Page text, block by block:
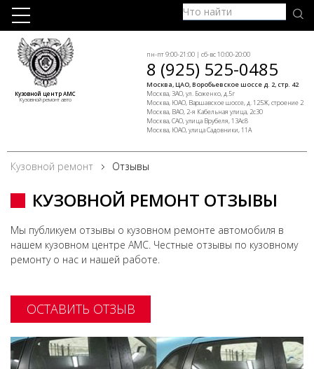
Кузовной центр АМС
Кузовной ремонт авто
пн-пт 9:00-21:00 | сб-вс 10:00-20:00
8 (925) 525-0485
Москва, ЦАО, Воробьевское шоссе д. 2, стр. 42
Москва, ЗАО, ул. Боженко, д.5г
Москва, ЮАО, Варшавское шоссе, д. 125Ж, строение 2
Москва, ВАО, 2-я Кабельная улица, 2с30
Москва, САО, улица Врубеля, 13Ас8
Москва, ЮАО, улица Садовники, 11А
Кузовной ремонт Отзывы
КУЗОВНОЙ РЕМОНТ ОТЗЫВЫ
Мы публикуем отзывы о кузовном ремонте автомобиля в
нашем кузовном центре АМС. Честные отзывы по кузовному
ремонту о нас и нашей работе.
ОСТАВИТЬ ОТЗЫВ